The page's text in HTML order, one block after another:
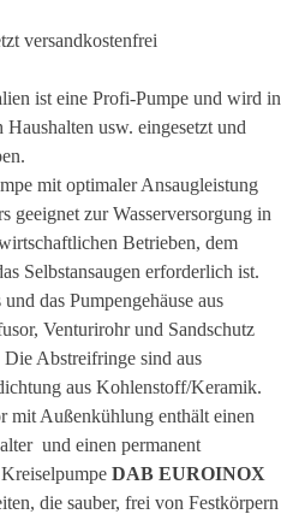
versandkostenfrei
ist eine Profi-Pumpe und wird in
usw. eingesetzt und
mit optimaler Ansaugleistung
geeignet zur Wasserversorgung in
Betrieben, dem
Selbstansaugen erforderlich ist.
das Pumpengehäuse aus
Venturirohr und Sandschutz
Abstreifringe sind aus
aus Kohlenstoff/Keramik.
mit Außenkühlung enthält einen
und einen permanent
DAB EUROINOX
die sauber, frei von Festkörpern